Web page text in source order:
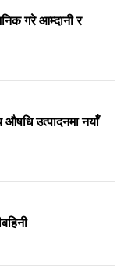
गरे आम्दानी र
उत्पादनमा नयाँ